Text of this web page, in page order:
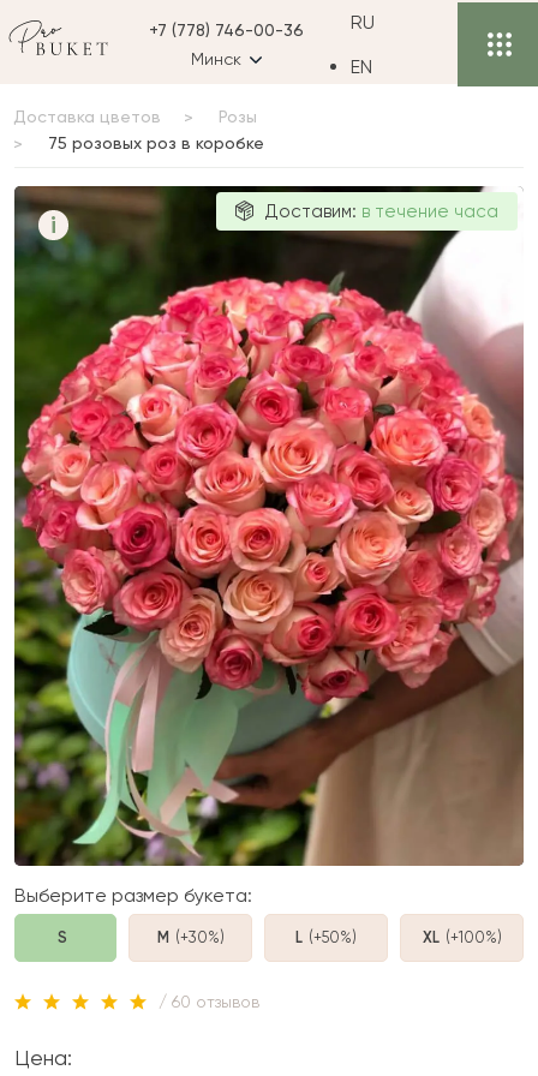
+7 (778) 746-00-36
Минск
RU
EN
Доставка цветов
Розы
75 розовых роз в коробке
i
розовых
в коробке
Доставим: в течение часа
Выберите размер букета:
S M (+30%) L (+50%) XL (+100%)
/ 60 отзывов
Цена: